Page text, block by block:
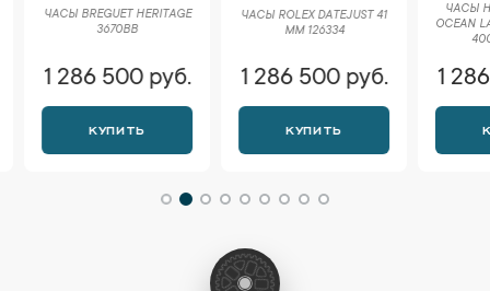
ЧАСЫ BREGUET HERITAGE
3670BB
1 286 500 руб.
КУПИТЬ
ЧАСЫ ROLEX DATEJUST 41
ММ 126334
1 286 500 руб.
КУПИТЬ
ЧАСЫ
OCEAN
1